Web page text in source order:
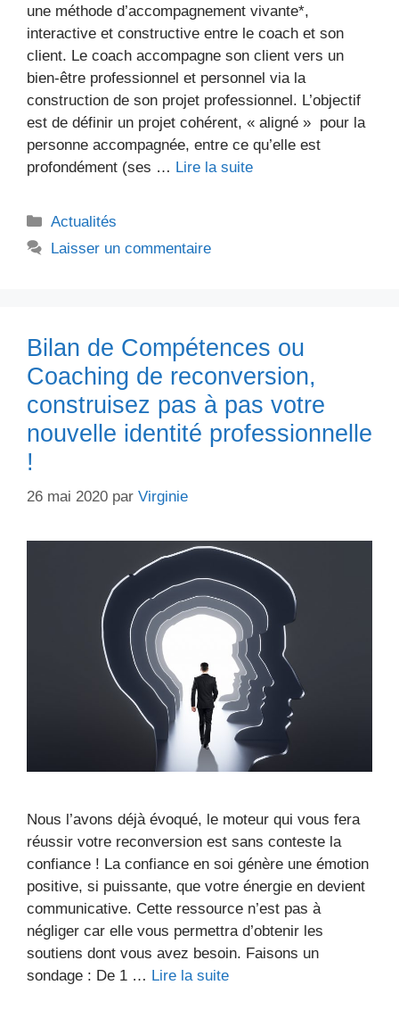
une méthode d’accompagnement vivante*,
interactive et constructive entre le coach et son
client. Le coach accompagne son client vers un
bien-être professionnel et personnel via la
construction de son projet professionnel. L’objectif
est de définir un projet cohérent, « aligné » pour la
personne accompagnée, entre ce qu’elle est
profondément (ses … Lire la suite
Catégories
Actualités
Laisser un commentaire
Bilan de Compétences ou
Coaching de reconversion,
construisez pas à pas votre
nouvelle identité professionnelle
!
26 mai 2020 par Virginie
Nous l’avons déjà évoqué, le moteur qui vous fera
réussir votre reconversion est sans conteste la
confiance ! La confiance en soi génère une émotion
positive, si puissante, que votre énergie en devient
communicative. Cette ressource n’est pas à
négliger car elle vous permettra d’obtenir les
soutiens dont vous avez besoin. Faisons un
sondage : De 1 … Lire la suite